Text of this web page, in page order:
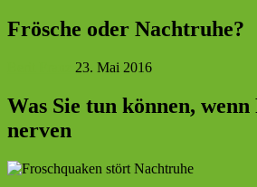
Frösche oder Nachtruhe?
23. Mai 2016
Was Sie tun können, wenn
nerven